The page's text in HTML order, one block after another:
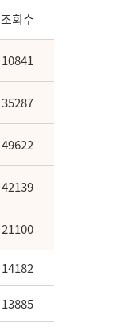
조회수
10841
35287
49622
42139
21100
14182
13885